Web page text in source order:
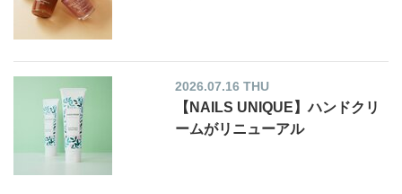
2026.07.16 THU
【NAILS UNIQUE】ハンドクリ
ームがリニューアル